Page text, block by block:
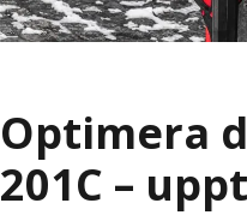
Optimera
201C –